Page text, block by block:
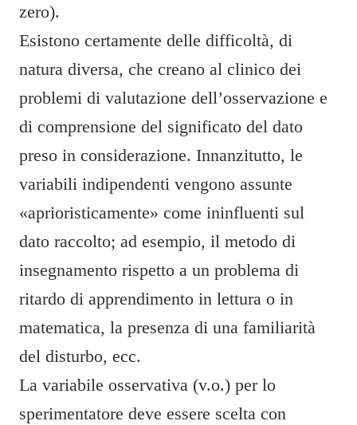
zero).
Esistono certamente delle difficoltà, di
natura diversa, che creano al clinico dei
problemi di valutazione dell’osservazione e
di comprensione del significato del dato
preso in considerazione. Innanzitutto, le
variabili indipendenti vengono assunte
«aprioristicamente» come ininfluenti sul
dato raccolto; ad esempio, il metodo di
insegnamento rispetto a un problema di
ritardo di apprendimento in lettura o in
matematica, la presenza di una familiarità
del disturbo, ecc.
La variabile osservativa (v.o.) per lo
sperimentatore deve essere scelta con